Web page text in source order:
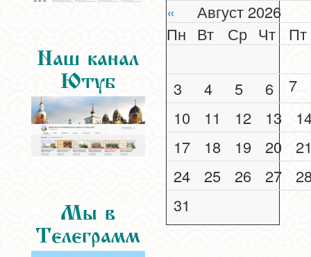
Наш канал
Ютуб
Мы в
Телеграмм
«
Август 2026
Пн Вт Ср Чт Пт
3 4 5 6
7
10
11 12 13
17
18 19 20
24
25 26 27
31